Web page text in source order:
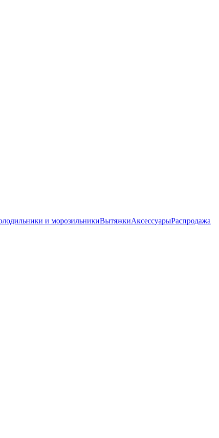
и морозильникиВытяжкиАксессуарыРаспродажа